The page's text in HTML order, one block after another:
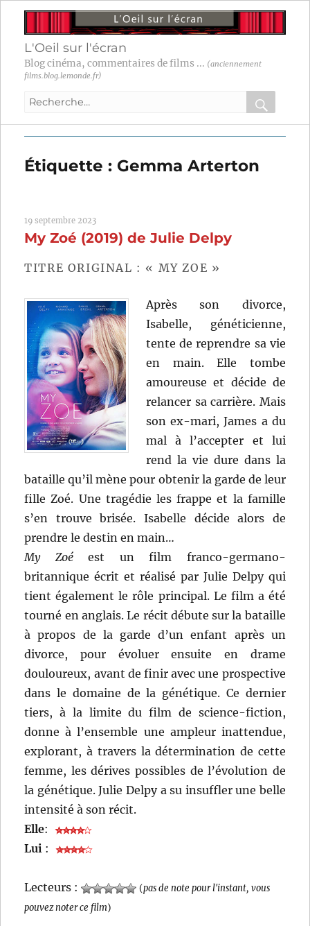
L'Oeil sur l'écran
Blog cinéma, commentaires de films ... (anciennement
films.blog.lemonde.fr)
Recherche
:
OK
Étiquette : Gemma Arterton
19 septembre 2023
My Zoé (2019) de Julie Delpy
TITRE ORIGINAL : « MY ZOE »
Après son divorce,
Isabelle, généticienne,
tente de reprendre sa vie
en main. Elle tombe
amoureuse et décide de
relancer sa carrière. Mais
son ex-mari, James a du
mal à l’accepter et lui
rend la vie dure dans la
bataille qu’il mène pour obtenir la garde de leur
fille Zoé. Une tragédie les frappe et la famille
s’en trouve brisée. Isabelle décide alors de
prendre le destin en main…
My Zoéest un film franco-germano-
britannique écrit et réalisé par Julie Delpy qui
tient également le rôle principal. Le film a été
tourné en anglais. Le récit débute sur la bataille
à propos de la garde d’un enfant après un
divorce, pour évoluer ensuite en drame
douloureux, avant de finir avec une prospective
dans le domaine de la génétique. Ce dernier
tiers, à la limite du film de science-fiction,
donne à l’ensemble une ampleur inattendue,
explorant, à travers la détermination de cette
femme, les dérives possibles de l’évolution de
la génétique. Julie Delpy a su insuffler une belle
intensité à son récit.
Elle:
Lui :
Lecteurs : (pas de note pour l'instant, vous
pouvez noter ce film)